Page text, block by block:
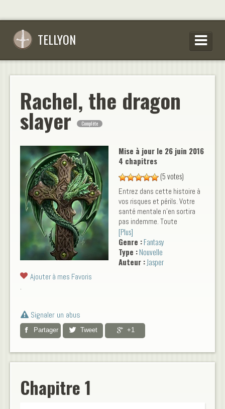
TELLYON
SE CONNECTER
S’INSCRIRE
CONSEILS D’ÉCRITURES
FAQ
Rachel, the dragon
slayer Complète
Mise à jour le 26 juin 2016
4 chapitres
(5 votes)
Entrez dans cette histoire à
vos risques et périls. Votre
santé mentale n'en sortira
pas indemme. Toute
ressemblance avec une
personne existante
serait....hum.....carrément
voulue. Mais tout ceci reste
[Plus]
Genre :Fantasy
Type :Nouvelle
Auteur :Jasper
Ajouter à mes Favoris
Signaler un abus
Partager Tweet +1
Chapitre 1